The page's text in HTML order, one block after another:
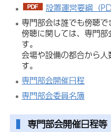
設置運営要綱（
専門部会は誰でも傍聴で
傍聴に関しては、専門
す。
会場や設備の都合から
す。
専門部会開催日程
専門部会委員名簿
専門部会開催日程等